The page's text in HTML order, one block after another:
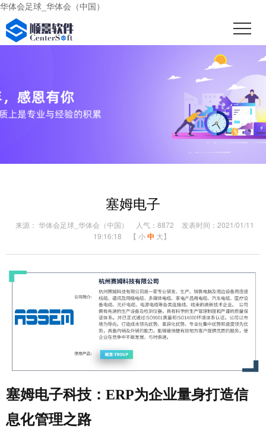
华体会足球_华体会（中国）
塞姆电子
来源： 华体会足球_华体会（中国） 人气：8872
发表时间：2021/01/11
19:16:18
【 小 中 大】
塞姆电子科技：ERP为企业量身打造信
息化管理之路